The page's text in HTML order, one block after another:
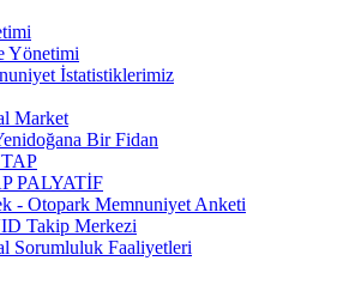
Yönetimi
İstatistiklerimiz
Market
Bir Fidan
PALYATİF
- Otopark Memnuniyet Anketi
Takip Merkezi
Sorumluluk Faaliyetleri